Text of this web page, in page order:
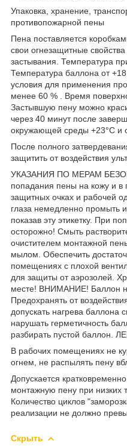
Упаковка, хранение,
противопожарной пены
Пена поставляется
свои огнезащитные
застывания. Температура
Температура баллона от
условия для применения
менее 60 % . Время
Застывшую пену можно
через 40 минут после
окружающей среды +23°С и
После полного
защитить от воздействия
УКАЗАНИЯ ПО МЕРАМ
попадания пены на кожу и в
защитных очках и рабочей
глаза немедленно промыть
показав эту этикетку. При
осторожно! Смыть
очистителем монтажной
мылом. Обеспечить
помещениях с плохой
для защиты от аэрозолей.
месте! ВНИМАНИЕ! Баллон
Предохранять от
допускать нагрева
нарушать герметичность
разбирать пустой
В рабочих помещениях не
огнем, не распылять пену
Допускается
монтажную пену при низких
Количество циклов
реализации не должно
Скрыть